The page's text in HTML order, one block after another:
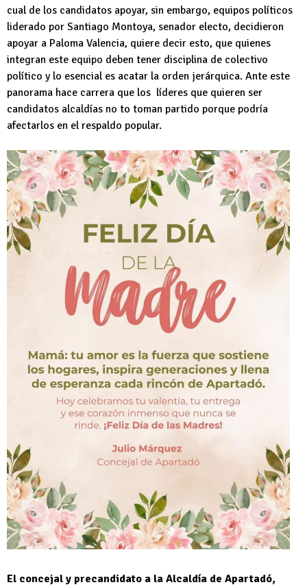
cual de los candidatos apoyar, sin embargo, equipos políticos
liderado por Santiago Montoya, senador electo, decidieron
apoyar a Paloma Valencia, quiere decir esto, que quienes
integran este equipo deben tener disciplina de colectivo
político y lo esencial es acatar la orden jerárquica. Ante este
panorama hace carrera que los líderes que quieren ser
candidatos alcaldías no to toman partido porque podría
afectarlos en el respaldo popular.
El concejal y precandidato a la Alcaldía de Apartadó,